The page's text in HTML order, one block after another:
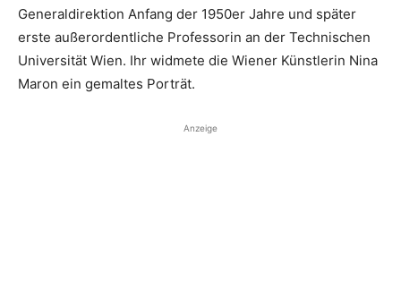
Generaldirektion Anfang der 1950er Jahre und später
erste außerordentliche Professorin an der Technischen
Universität Wien. Ihr widmete die Wiener Künstlerin Nina
Maron ein gemaltes Porträt.
Anzeige